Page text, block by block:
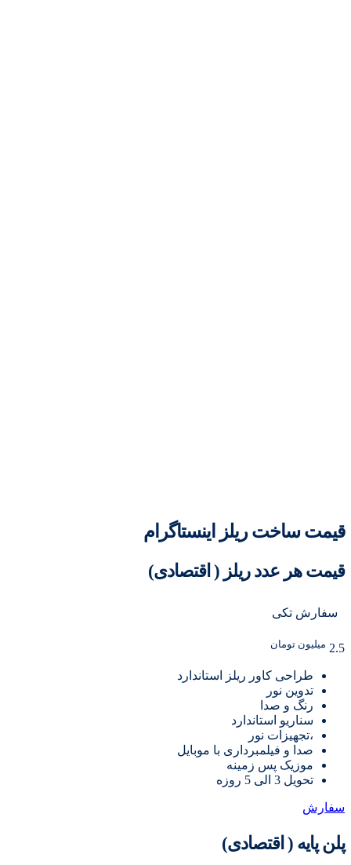
قیمت ساخت ریلز اینستاگرام
قیمت هر عدد ریلز ( اقتصادی)
سفارش تکی
2.5 میلیون تومان
طراحی کاور ریلز استاندارد
تدوین نور
رنگ و صدا
سناریو استاندارد
،تجهیزات نور
صدا و فیلمبرداری با موبایل
موزیک پس زمینه
تحویل 3 الی 5 روزه
سفارش
پلن پایه ( اقتصادی)